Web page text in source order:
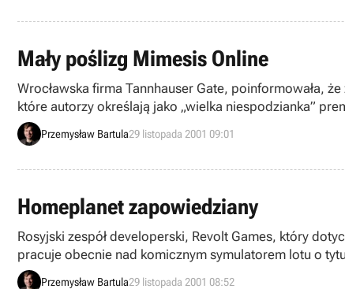
Mały poślizg Mimesis Online
Wrocławska firma Tannhauser Gate, poinformowała,
które autorzy określają jako „wielka niespodzianka”
Przemysław Bartula29 listopada 2001 09:01
Homeplanet zapowiedziany
Rosyjski zespół developerski, Revolt Games, który
pracuje obecnie nad komicznym symulatorem lotu o
Przemysław Bartula29 listopada 2001 08:52